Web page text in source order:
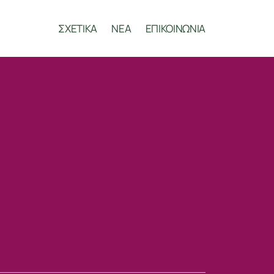
ΣΧΕΤΙΚΑ ΝΕΑ ΕΠΙΚΟΙΝΩΝΙΑ